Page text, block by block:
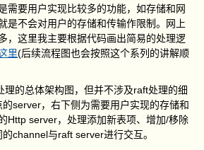
需要用户实现比较多的功能，如存储和网
是不会对用户的存储和传输作限制。网上
，这里我主要根据代码画出简易的处理逻
里(后续流程图也会按照这个系列的讲解顺
的总体架构图，但并不涉及raft处理的细
server，右下侧为需要用户实现的存储和
Http server，处理添加新表项、增加/移除
channel与raft server进行交互。